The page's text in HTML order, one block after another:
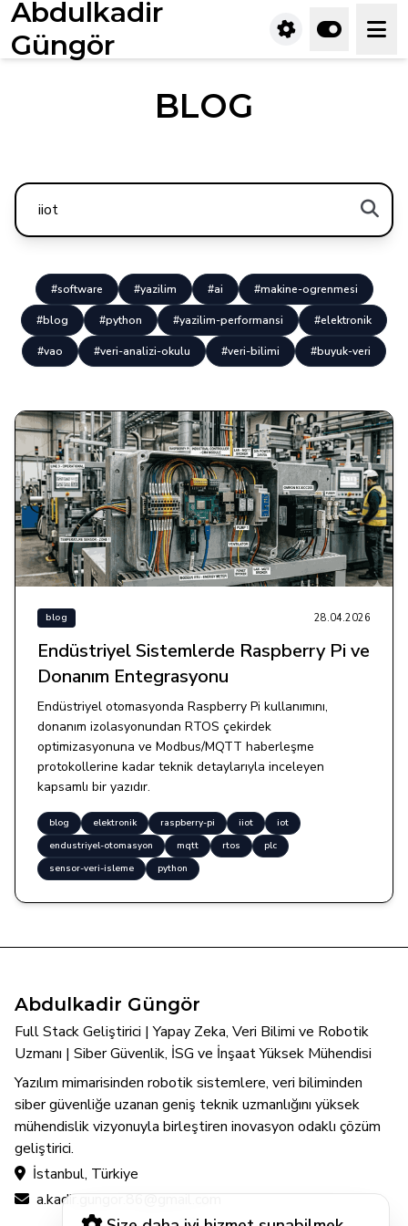
Abdulkadir
Güngör
BLOG
#software #yazilim #ai #makine-ogrenmesi
#blog #python #yazilim-performansi #elektronik
#vao #veri-analizi-okulu #veri-bilimi #buyuk-veri
blog 28.04.2026
Endüstriyel Sistemlerde Raspberry Pi ve
Donanım Entegrasyonu
Endüstriyel otomasyonda Raspberry Pi kullanımını,
donanım izolasyonundan RTOS çekirdek
optimizasyonuna ve Modbus/MQTT haberleşme
protokollerine kadar teknik detaylarıyla inceleyen
kapsamlı bir yazıdır.
blog elektronik raspberry-pi iiot
iot
endustriyel-otomasyon
mqtt rtos
plc
sensor-veri-isleme
python
Abdulkadir Güngör
Full Stack Geliştirici | Yapay Zeka, Veri Bilimi ve Robotik
Uzmanı | Siber Güvenlik, İSG ve İnşaat Yüksek Mühendisi
Yazılım mimarisinden robotik sistemlere, veri biliminden
siber güvenliğe uzanan geniş teknik uzmanlığını yüksek
mühendislik vizyonuyla birleştiren inovasyon odaklı çözüm
geliştirici.
İstanbul, Türkiye
a.kadir.gungor.86@gmail.com